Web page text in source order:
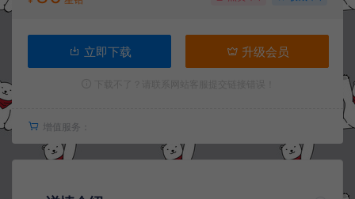
立即下载 升级会员
增值服务：